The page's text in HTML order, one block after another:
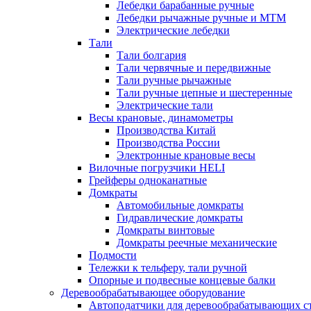
Лебедки барабанные ручные
Лебедки рычажные ручные и МТМ
Электрические лебедки
Тали
Тали болгария
Тали червячные и передвижные
Тали ручные рычажные
Тали ручные цепные и шестеренные
Электрические тали
Весы крановые, динамометры
Производства Китай
Производства России
Электронные крановые весы
Вилочные погрузчики HELI
Грейферы одноканатные
Домкраты
Автомобильные домкраты
Гидравлические домкраты
Домкраты винтовые
Домкраты реечные механические
Подмости
Тележки к тельферу, тали ручной
Опорные и подвесные концевые балки
Деревообрабатывающее оборудование
Автоподатчики для деревообрабатывающих